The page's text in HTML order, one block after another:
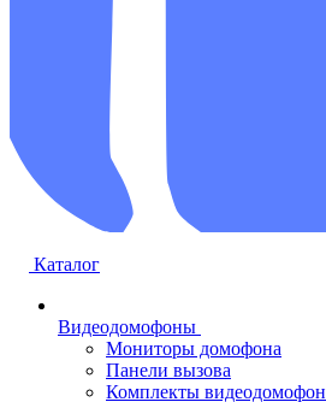
Каталог
Видеодомофоны
Мониторы домофона
Панели вызова
Комплекты